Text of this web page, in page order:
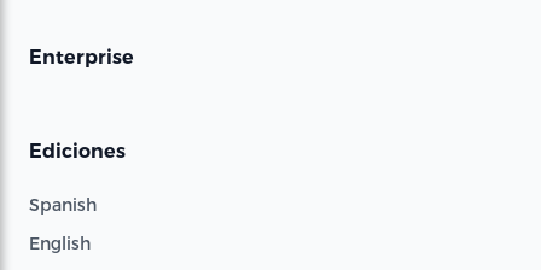
Enterprise
Ediciones
Spanish
English